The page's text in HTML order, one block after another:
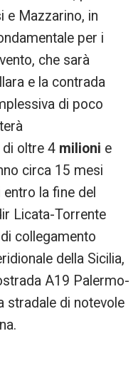
e Mazzarino, in
per i
che sarà
e la contrada
di poco
oltre 4 milioni e
circa 15 mesi
la fine del
Licata-Torrente
collegamento
della Sicilia,
A19 Palermo-
stradale di notevole